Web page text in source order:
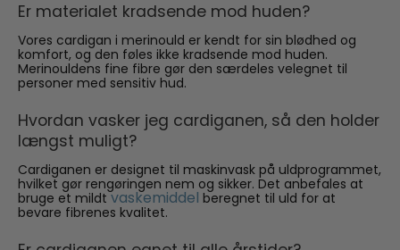
Er materialet kradsende mod huden?
Vores cardigan i merinould er kendt for sin blødhed og
komfort, og den føles ikke kradsende mod huden.
Merinouldens fine fibre gør den særdeles velegnet til
personer med sensitiv hud.
Hvordan vasker jeg cardiganen, så den holder
længst muligt?
Cardiganen er designet til maskinvask på uldprogrammet,
hvilket gør rengøringen nem og sikker. Det anbefales at
bruge et mildtvaskemiddel beregnet til uld for at
bevare fibrenes kvalitet.